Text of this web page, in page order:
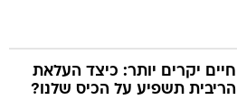
חיים יקרים יותר: כיצד העלאת
הריבית תשפיע על הכיס שלנו?